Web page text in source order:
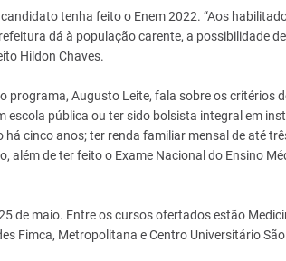
tenha feito o Enem 2022. “Aos
dá à população carente, a possibilidade
Hildon Chaves.
programa, Augusto Leite, fala sobre os critérios
escola pública ou ter sido bolsista integral em
cinco anos; ter renda familiar mensal de até
além de ter feito o Exame Nacional do Ensino
de maio. Entre os cursos ofertados estão
Fimca, Metropolitana e Centro Universitário